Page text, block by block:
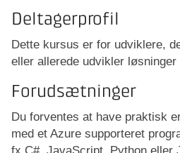
Deltagerprofil
Dette kursus er for udviklere,
eller allerede udvikler løsninger
Forudsætninger
Du forventes at have praktisk
med et Azure supporteret